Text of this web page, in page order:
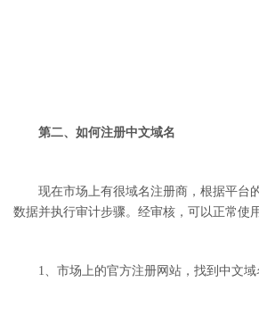
第二、如何注册中文域名
现在市场上有很域名注册商，根据平台的
数据并执行审计步骤。经审核，可以正常使用
1、市场上的官方注册网站，找到中文域